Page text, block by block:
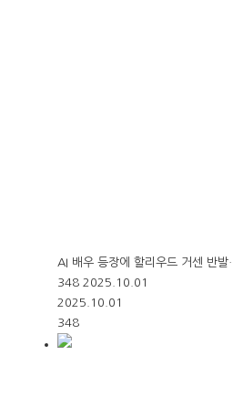
AI 배우 등장에 할리우드 거센 반
348 2025.10.01
2025.10.01
348